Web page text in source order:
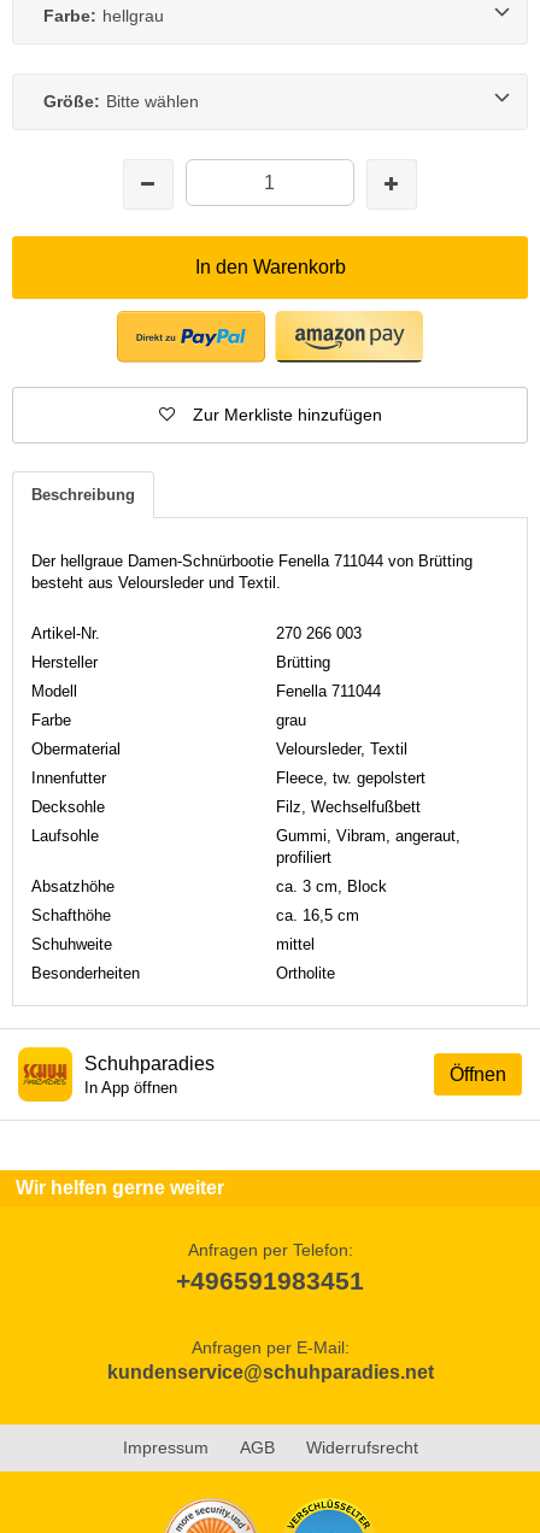
Farbe: hellgrau
Größe: Bitte wählen
In den Warenkorb
Zur Merkliste hinzufügen
Beschreibung
Der hellgraue Damen-Schnürbootie Fenella 711044 von Brütting
besteht aus Veloursleder und Textil.
Artikel-Nr.
270 266 003
Hersteller
Brütting
Modell
Fenella 711044
Farbe
grau
Obermaterial
Veloursleder, Textil
Innenfutter
Fleece, tw. gepolstert
Decksohle
Filz, Wechselfußbett
Laufsohle
Gummi, Vibram, angeraut,
profiliert
Absatzhöhe
ca. 3 cm, Block
Schafthöhe
ca. 16,5 cm
Schuhweite
mittel
Besonderheiten
Ortholite
Öffnen
Schuhparadies
In App öffnen
Wir helfen gerne weiter
Anfragen per Telefon:
+496591983451
Anfragen per E-Mail:
kundenservice@schuhparadies.net
Impressum AGB Widerrufsrecht